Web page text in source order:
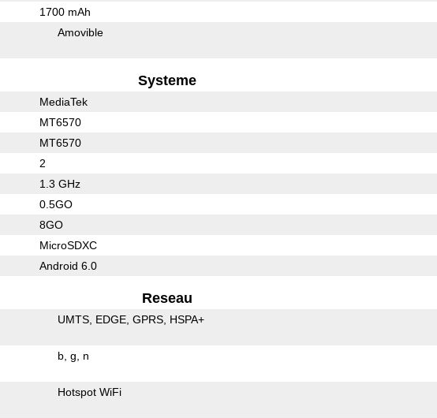
1700 mAh
Amovible
Systeme
MediaTek
MT6570
MT6570
2
1.3 GHz
0.5GO
8GO
MicroSDXC
Android 6.0
Reseau
UMTS EDGE GPRS HSPA+
b g n
Hotspot WiFi